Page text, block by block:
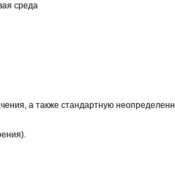
среда
а также стандартную